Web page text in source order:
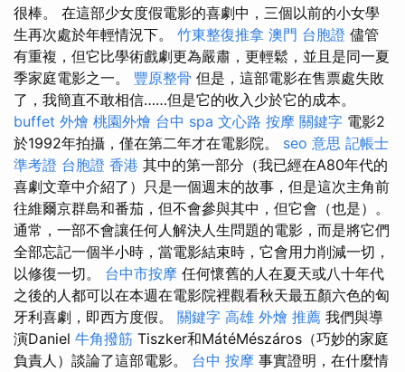
很棒。 在這部少女度假電影的喜劇中，三個以前的小女學
生再次處於年輕情況下。 竹東整復推拿 澳門 台胞證 儘管
有重複，但它比學術戲劇更為嚴肅，更輕鬆，並且是同一夏
季家庭電影之一。 豐原整骨 但是，這部電影在售票處失敗
了，我簡直不敢相信……但是它的收入少於它的成本。
buffet 外燴 桃園外燴 台中 spa 文心路 按摩 關鍵字 電影2
於1992年拍攝，僅在第二年才在電影院。 seo 意思 記帳士
準考證 台胞證 香港 其中的第一部分（我已經在A80年代的
喜劇文章中介紹了）只是一個週末的故事，但是這次主角前
往維爾京群島和番茄，但不會參與其中，但它會（也是）。
通常，一部不會讓任何人解決人生問題的電影，而是將它們
全部忘記一個半小時，當電影結束時，它會用力削減一切，
以修復一切。 台中市按摩 任何懷舊的人在夏天或八十年代
之後的人都可以在本週在電影院裡觀看秋天最五顏六色的匈
牙利喜劇，即西方度假。 關鍵字 高雄 外燴 推薦 我們與導
演Daniel 牛角撥筋 Tiszker和MátéMészáros（巧妙的家庭
負責人）談論了這部電影。 台中 按摩 事實證明，在什麼情